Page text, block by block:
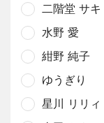
二階堂 サキ
水野 愛
紺野 純子
ゆうぎり
星川 リリィ